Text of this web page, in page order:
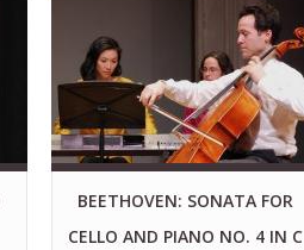
BEETHOVEN: SONATA FOR
CELLO AND PIANO NO. 4 IN C